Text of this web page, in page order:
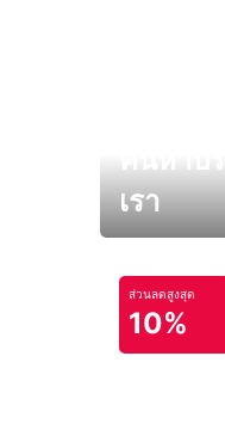
เรา
ส่วนลดสูงสุด
10%